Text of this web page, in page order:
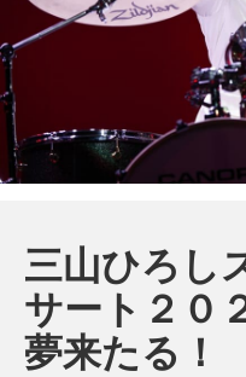
三山ひろし
サート２０
夢来たる！